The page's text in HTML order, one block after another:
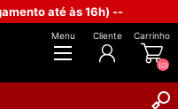
até às 16h) --
Menu Cliente Carrinho
(0)